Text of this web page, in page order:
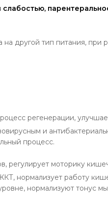
другой тип питания, при
регенерации,
и
процесс.
регулирует моторику
нормализует работу
нормализуют тонус